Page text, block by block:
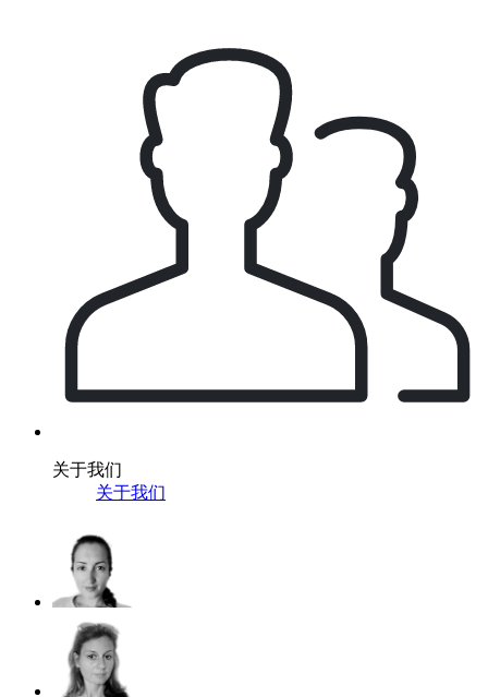
关于我们
关于我们